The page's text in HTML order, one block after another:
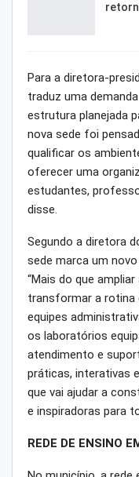
Para a diretora-
traduz uma
estrutura planejada
nova sede foi
qualificar os
oferecer uma
estudantes,
disse.
Segundo a diretora
sede marca um
“Mais do que
transformar a rotina
equipes
os laboratórios
atendimento e
práticas, interativas
que vai ajudar a
e inspiradoras para
REDE DE ENSINO